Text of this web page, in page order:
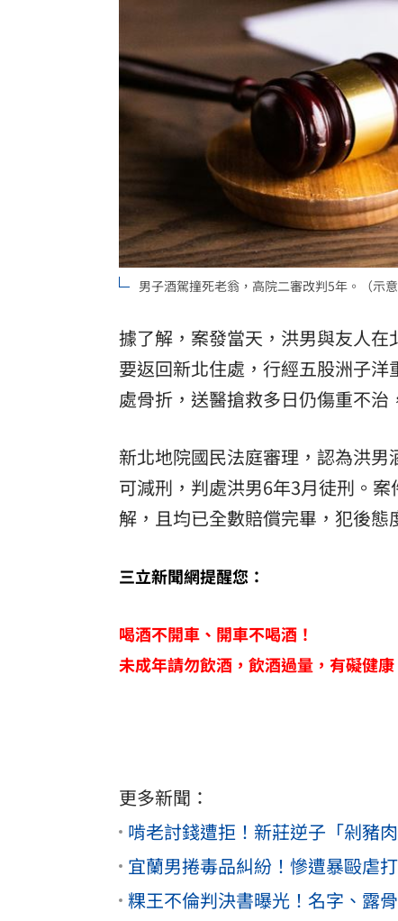
LIVE三立+24小時直播
三立iNEWS新聞台線上直播 18:00
商場戰國來臨 台中「頂奢大道」逐漸
台彩父親節推新刮刮樂千萬頭獎超「爸
「拍片人的多重宇宙」職涯論壇9/12登
8國球員齊聚高雄 Formosa 7s掀足球
理想混蛋號召粉絲跨海追星吃美食！
男子酒駕撞死老翁，高院二審改判5年。（示
據了解，案發當天，洪男與友人在
要返回新北住處，行經五股洲子
處骨折，送醫搶救多日仍傷重不治
新北地院國民法庭審理，認為洪
可減刑，判處洪男6年3月徒刑。
解，且均已全數賠償完畢，犯後態
三立新聞網提醒您：
喝酒不開車、開車不喝酒！
未成年請勿飲酒，飲酒過量，有礙健康
更多新聞：
啃老討錢遭拒！新莊逆子「剁豬
宜蘭男捲毒品糾紛！慘遭暴毆虐
粿王不倫判決書曝光！名字、露